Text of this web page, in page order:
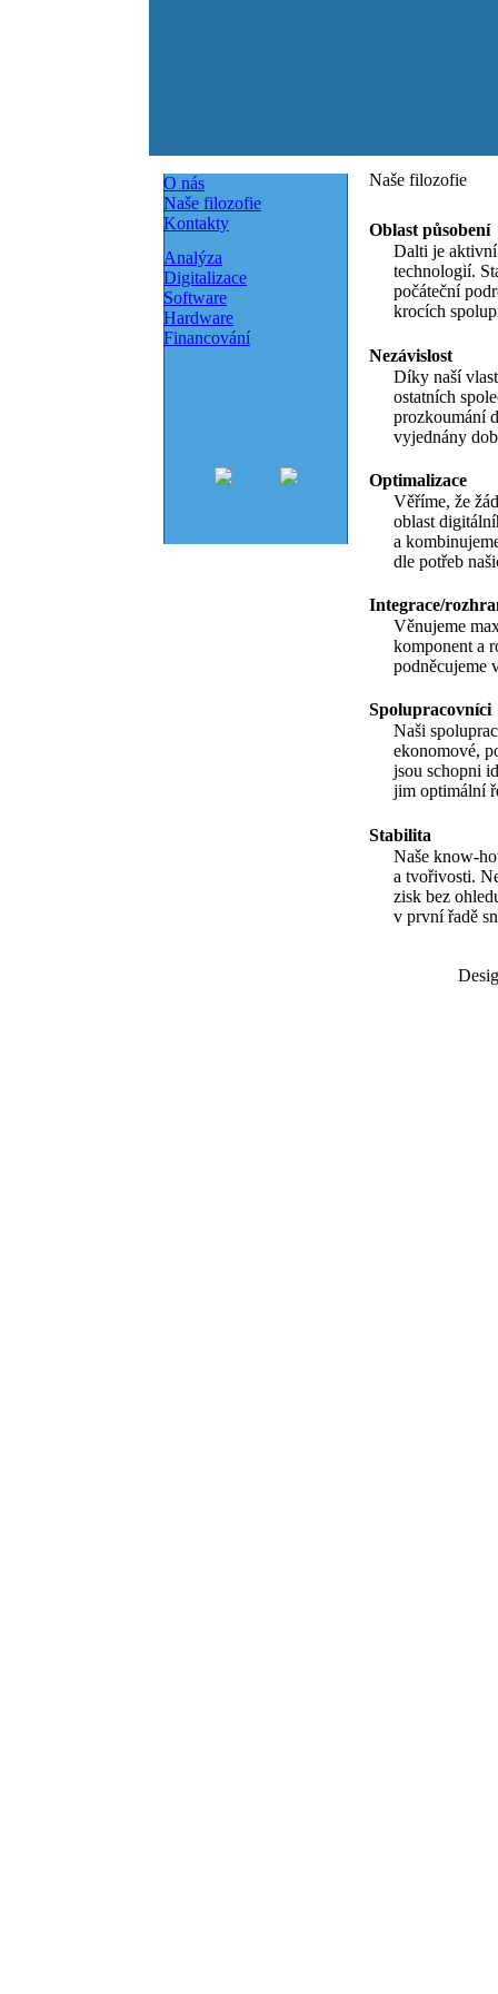
O nás
Naše filozofie
Kontakty
Analýza
Digitalizace
Software
Hardware
Financování
Naše filozofie
Oblast působení
Dalti je
technologií.
počáteční
krocích
Nezávislost
Díky naší
ostatních
prozkoumání
vyjednány
Optimalizace
Věříme, že
oblast
a
dle potřeb
Integrace/
Věnujeme
komponent a
podněcujeme
Spolupracovníci
Naši
ekonomové,
jsou schopni
jim optimální
Stabilita
Naše know-
a tvořivosti.
zisk bez
v první řadě